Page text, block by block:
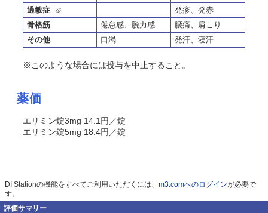
過敏症
※
発疹、発赤
骨格筋
倦怠感、脱力感
腰痛、肩こり
その他
口渇 発汗、寝汗
※このような場合には投与を中止すること。
薬価
エリミン錠3mg 14.1円／錠
エリミン錠5mg 18.4円／錠
DI Stationの機能をすべてご利用いただくには、 m3.comへのログインが必要で
す。
評価サマリー